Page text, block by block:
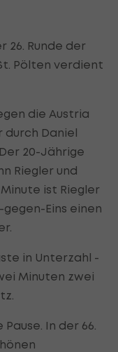
26. Runde der
Pölten verdient
die Austria
durch Daniel
20-Jährige
Riegler und
ist Riegler
Eins einen
in Unterzahl -
Minuten zwei
In der 66.